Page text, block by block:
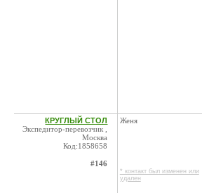
КРУГЛЫЙ СТОЛ
Экспедитор-перевозчик ,
Москва
Код:1858658
#146
Женя
* контакт был изменен или
удален